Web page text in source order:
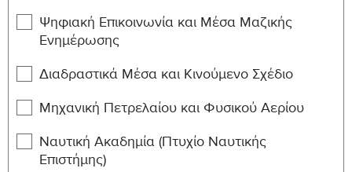
MENG-
Introduction to Finite Elements
MENG-
452
MENG-
454
Fatique and Failure Analysis
Ψηφιακή Επικοινωνία και Μέσα Μαζικής
Ενημέρωσης
Διαδραστικά Μέσα και Κινούμενο Σχέδιο
Μηχανική Πετρελαίου και Φυσικού Αερίου
Ναυτική Ακαδημία (Πτυχίο Ναυτικής
Επιστήμης)